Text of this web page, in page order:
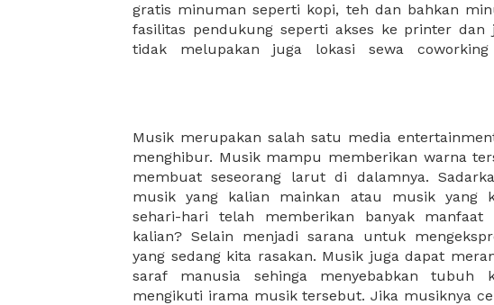
gratis minuman seperti kopi, teh dan bahkan
fasilitas pendukung seperti akses ke printer dan
tidak melupakan juga lokasi sewa
Musik merupakan salah satu media
menghibur. Musik mampu memberikan warna
membuat seseorang larut di dalamnya.
musik yang kalian mainkan atau musik yang
sehari-hari telah memberikan banyak
kalian? Selain menjadi sarana untuk
yang sedang kita rasakan. Musik juga dapat
saraf manusia sehinga menyebabkan tubuh
mengikuti irama musik tersebut. Jika musiknya
bergerak cepat begitupun sebaliknya, yang
jasmani kita lebih sehat. Manfaat bermusik,
aktifitas lainnya yang berhubungan dengan
rasakan manfaatnya secara langsung. Kita
termotivasi, dan meningkatkan
sangatlah positive untuk menjadi bagian dari
Kapan terakhir kali kalian bermain musik?